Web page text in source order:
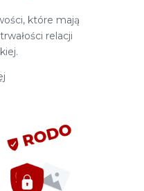
które mają
relacji